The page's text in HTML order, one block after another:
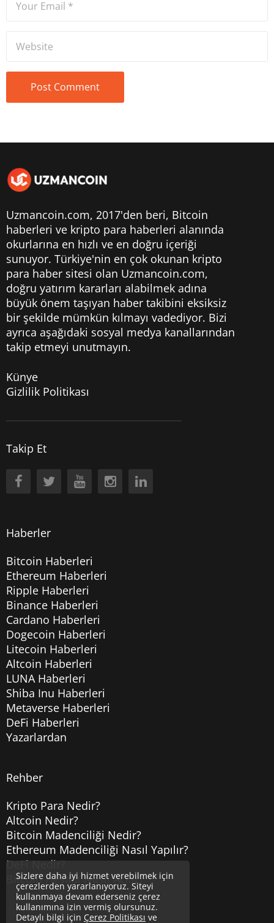
Uzmancoin.com, 2017'den beri, Bitcoin
haberleri ve kripto para haberleri alanında
okurlarına en hızlı ve en doğru içeriği
sunuyor. Türkiye'nin en çok okunan kripto
para haber sitesi olan Uzmancoin.com,
doğru yatırım kararları alabilmek adına
büyük önem taşıyan haber takibini eksiksiz
bir şekilde mümkün kılmayı vadediyor. Bizi
ayrıca aşağıdaki sosyal medya kanallarından
takip etmeyi unutmayın.
Künye
Gizlilik Politikası
Takip Et
Haberler
Bitcoin Haberleri
Ethereum Haberleri
Ripple Haberleri
Binance Haberleri
Cardano Haberleri
Dogecoin Haberleri
Litecoin Haberleri
Altcoin Haberleri
LUNA Haberleri
Shiba Inu Haberleri
Metaverse Haberleri
DeFi Haberleri
Yazarlardan
Rehber
Kripto Para Nedir?
Altcoin Nedir?
Bitcoin Madenciliği Nedir?
Ethereum Madenciliği Nasıl Yapılır?
DeFi Nedir?
Bitcoin Hesabı Nasıl Açılır?
Sizlere daha iyi hizmet verebilmek için
çerezlerden yararlanıyoruz. Siteyi
kullanmaya devam ederseniz çerez
kullanımına izin vermiş olursunuz.
Detaylı bilgi için Çerez Politikası ve